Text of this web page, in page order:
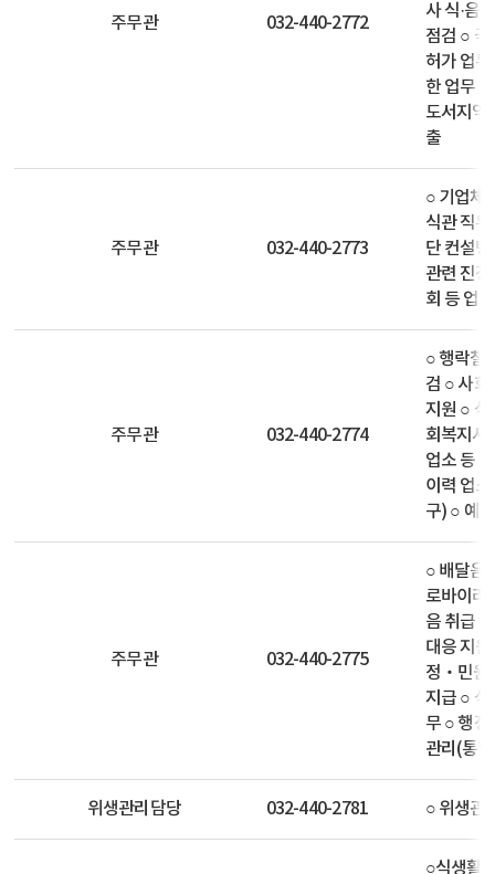
주무관 032-440-2772
사 식·음
점검 ○ 국
허가 업
한 업무 ○
도서지역
출
주무관 032-440-2773
○ 기업체
식관 직
단 컨설
관련 진
회 등 업
주무관 032-440-2774
○ 행락철
검 ○ 사회
지원 ○ 식
회복지시
업소 등
이력 업
구) ○ 예
주무관 032-440-2775
○ 배달음
로바이러
음 취급
대응 지
정‧민원
지급 ○ 식
무 ○ 행정
관리(통
위생관리담당 032-440-2781 ○ 위생관
○식생활